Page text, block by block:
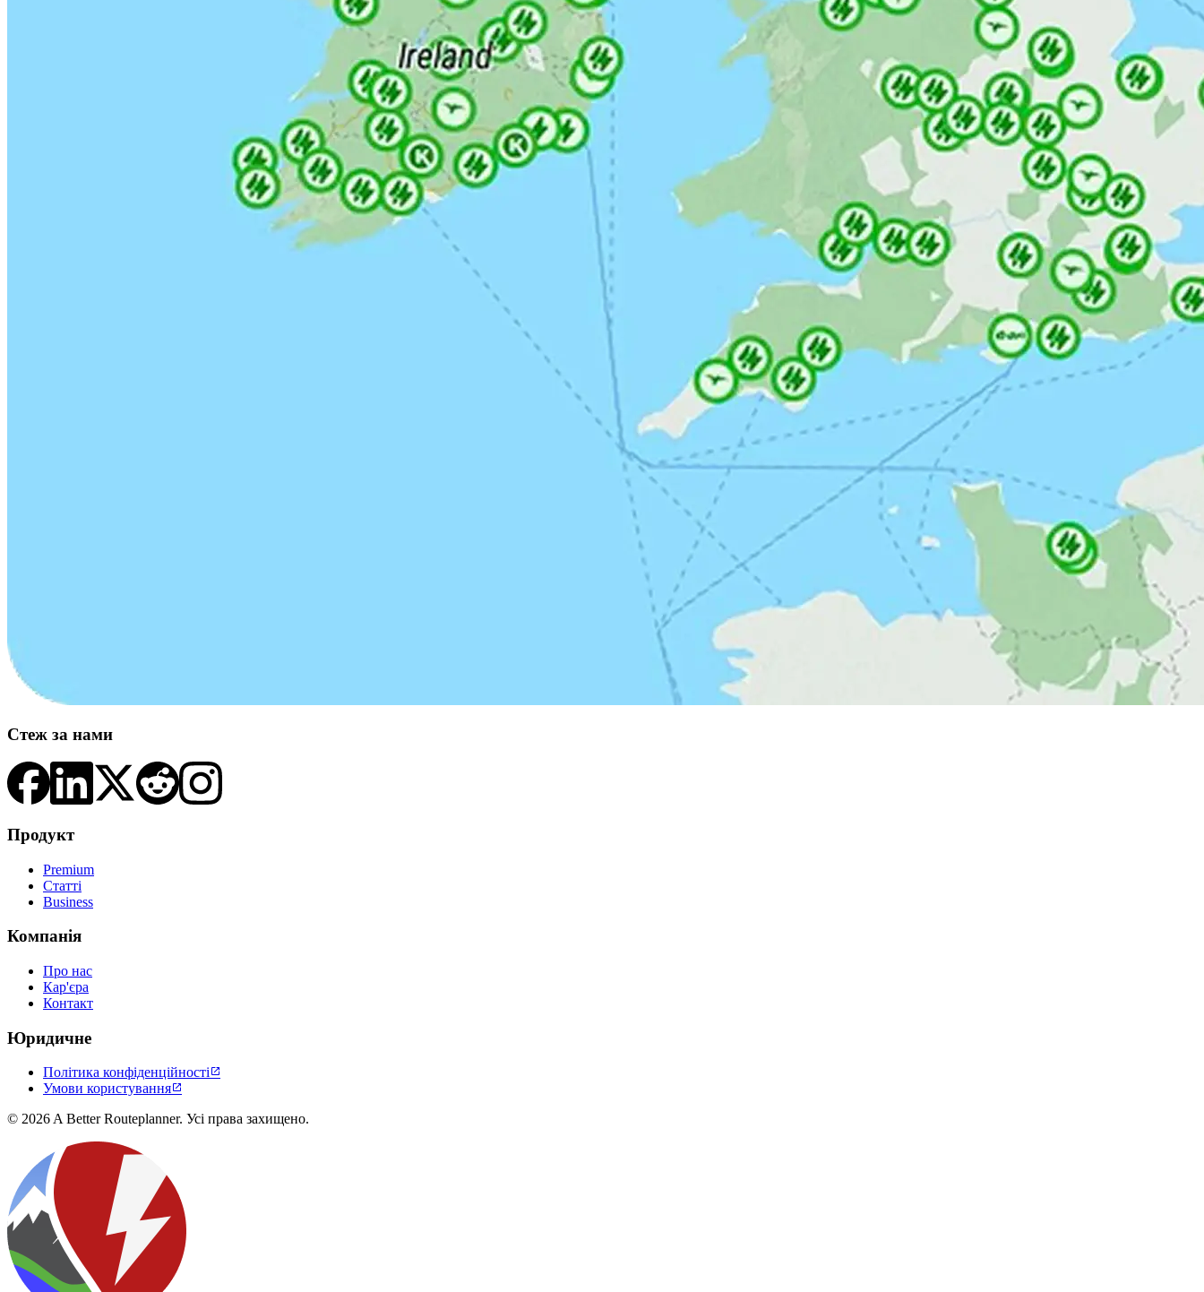
Стеж за нами
Продукт
Premium
Статті
Business
Компанія
Про нас
Кар'єра
Контакт
Юридичне
Політика конфіденційності
Умови користування
© 2026 A Better Routeplanner. Усі права захищено.